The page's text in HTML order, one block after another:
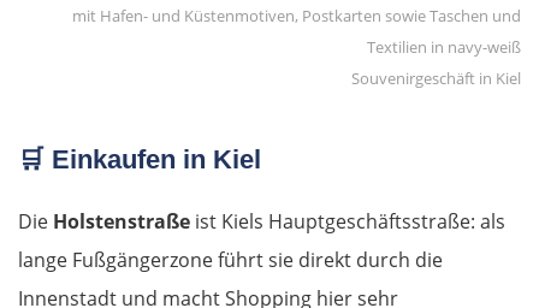
Souvenirgeschäft in Kiel
🛒 Einkaufen in Kiel
Die Holstenstraße ist Kiels Hauptgeschäftsstraße: als
lange Fußgängerzone führt sie direkt durch die
Innenstadt und macht Shopping hier sehr